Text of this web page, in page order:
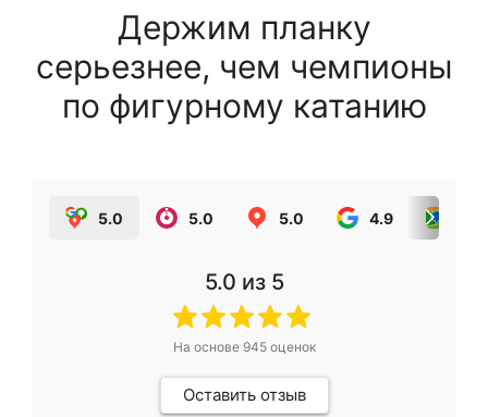
Держим планку
серьезнее, чем чемпионы
по фигурному катанию
5.0 5.0 5.0 4.9
5.0 из 5
На основе 945оценок
Оставить отзыв